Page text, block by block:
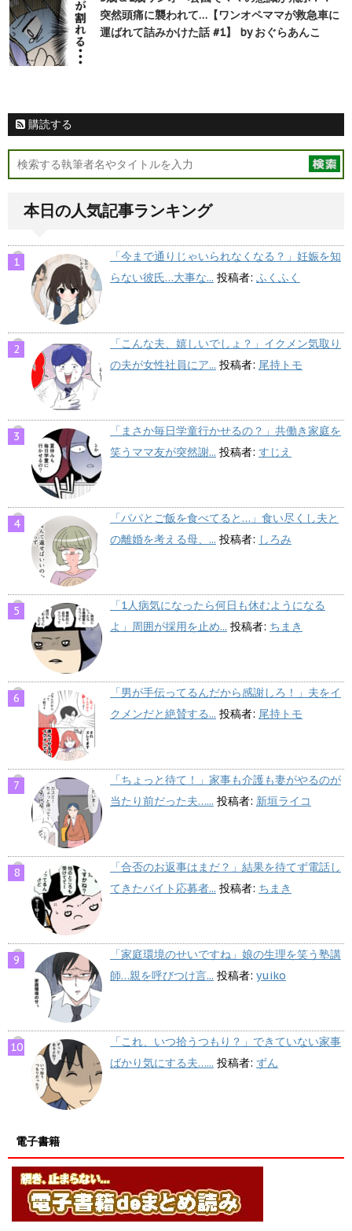
突然頭痛に襲われて…【ワンオペママが救急車に
運ばれて詰みかけた話 #1】 by おぐらあんこ
購読する
本日の人気記事ランキング
「今まで通りじゃいられなくなる？」妊娠を知
らない彼氏…大事な... 投稿者: ふくふく
「こんな夫、嬉しいでしょ？」イクメン気取り
の夫が女性社員にア... 投稿者: 尾持トモ
「まさか毎日学童行かせるの？」共働き家庭を
笑うママ友が突然謝... 投稿者: すじえ
「パパとご飯を食べてると…」食い尽くし夫と
の離婚を考える母、... 投稿者: しろみ
「1人病気になったら何日も休むようになる
よ」周囲が採用を止め... 投稿者: ちまき
「男が手伝ってるんだから感謝しろ！」夫をイ
クメンだと絶賛する... 投稿者: 尾持トモ
「ちょっと待て！」家事も介護も妻がやるのが
当たり前だった夫…... 投稿者: 新垣ライコ
「合否のお返事はまだ？」結果を待てず電話し
てきたバイト応募者... 投稿者: ちまき
「家庭環境のせいですね」娘の生理を笑う塾講
師…親を呼びつけ言... 投稿者: yuiko
「これ、いつ拾うつもり？」できていない家事
ばかり気にする夫…... 投稿者: ずん
電子書籍